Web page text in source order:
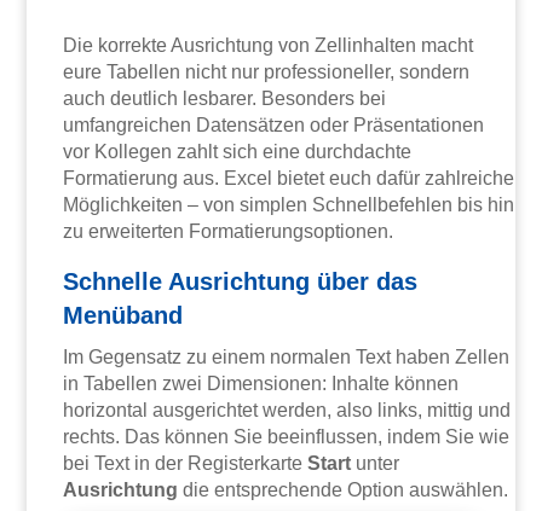
Die korrekte Ausrichtung von Zellinhalten macht
eure Tabellen nicht nur professioneller, sondern
auch deutlich lesbarer. Besonders bei
umfangreichen Datensätzen oder Präsentationen
vor Kollegen zahlt sich eine durchdachte
Formatierung aus. Excel bietet euch dafür zahlreiche
Möglichkeiten – von simplen Schnellbefehlen bis hin
zu erweiterten Formatierungsoptionen.
Schnelle Ausrichtung über das
Menüband
Im Gegensatz zu einem normalen Text haben Zellen
in Tabellen zwei Dimensionen: Inhalte können
horizontal ausgerichtet werden, also links, mittig und
rechts. Das können Sie beeinflussen, indem Sie wie
bei Text in der RegisterkarteStart unter
Ausrichtung die entsprechende Option auswählen.